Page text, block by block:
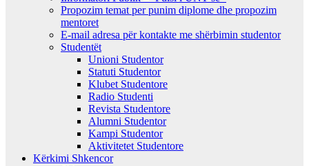
Propozim temat per punim diplome dhe propozim
mentoret
E-mail adresa për kontakte me shërbimin studentor
Studentët
Unioni Studentor
Statuti Studentor
Klubet Studentore
Radio Studenti
Revista Studentore
Alumni Studentor
Kampi Studentor
Aktivitetet Studentore
Kërkimi Shkencor